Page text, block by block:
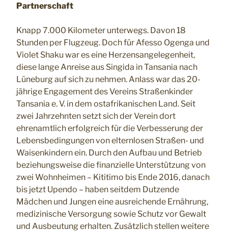
Partnerschaft
Knapp 7.000 Kilometer unterwegs. Davon 18
Stunden per Flugzeug. Doch für Afesso Ogenga und
Violet Shaku war es eine Herzensangelegenheit,
diese lange Anreise aus Singida in Tansania nach
Lüneburg auf sich zu nehmen. Anlass war das 20-
jährige Engagement des Vereins Straßenkinder
Tansania e. V. in dem ostafrikanischen Land. Seit
zwei Jahrzehnten setzt sich der Verein dort
ehrenamtlich erfolgreich für die Verbesserung der
Lebensbedingungen von elternlosen Straßen- und
Waisenkindern ein. Durch den Aufbau und Betrieb
beziehungsweise die finanzielle Unterstützung von
zwei Wohnheimen – Kititimo bis Ende 2016, danach
bis jetzt Upendo – haben seitdem Dutzende
Mädchen und Jungen eine ausreichende Ernährung,
medizinische Versorgung sowie Schutz vor Gewalt
und Ausbeutung erhalten. Zusätzlich stellen weitere